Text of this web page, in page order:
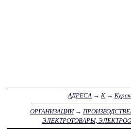
АДРЕСА → К →
ОРГАНИЗАЦИИ→
ЭЛЕКТРОТОВАРЫ,